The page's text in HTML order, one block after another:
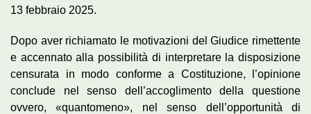
13 febbraio 2025.
Dopo aver richiamato le motivazioni del Giudice rimettente
e accennato alla possibilità di interpretare la disposizione
censurata in modo conforme a Costituzione, l’opinione
conclude nel senso dell’accoglimento della questione
ovvero, «quantomeno», nel senso dell’opportunità di